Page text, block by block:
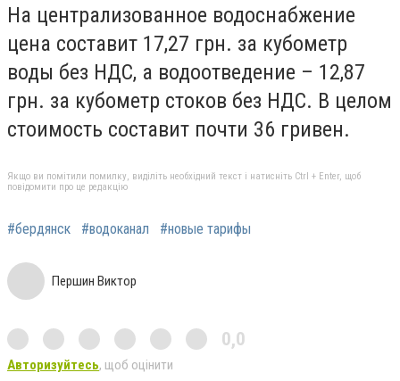
На централизованное водоснабжение
цена составит 17,27 грн. за кубометр
воды без НДС, а водоотведение – 12,87
грн. за кубометр стоков без НДС. В целом
стоимость составит почти 36 гривен.
Якщо ви помітили помилку, виділіть необхідний текст і натисніть Ctrl + Enter, щоб
повідомити про це редакцію
#бердянск #водоканал #новые тарифы
Першин Виктор
0,0
Авторизуйтесь, щоб оцінити